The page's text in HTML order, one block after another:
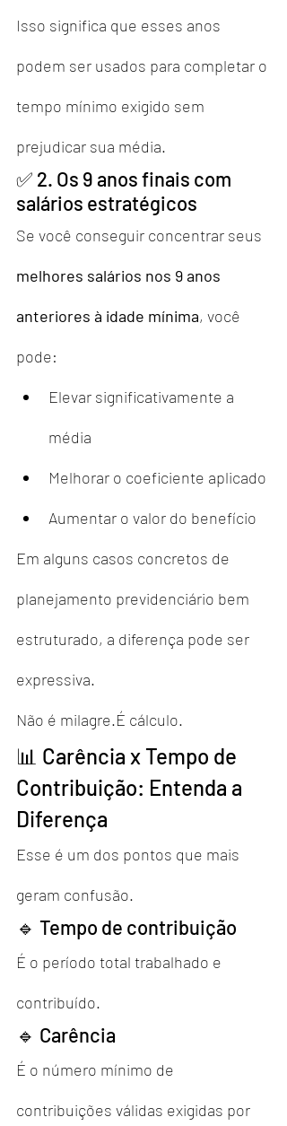
Isso significa que esses anos
podem ser usados para completar o
tempo mínimo exigido sem
prejudicar sua média.
✅ 2. Os 9 anos finais com
salários estratégicos
Se você conseguir concentrar seus
melhores salários nos 9 anos
anteriores à idade mínima, você
pode:
Elevar significativamente a
média
Melhorar o coeficiente aplicado
Aumentar o valor do benefício
Em alguns casos concretos de
planejamento previdenciário bem
estruturado, a diferença pode ser
expressiva.
Não é milagre.É cálculo.
📊 Carência x Tempo de
Contribuição: Entenda a
Diferença
Esse é um dos pontos que mais
geram confusão.
🔹 Tempo de contribuição
É o período total trabalhado e
contribuído.
🔹 Carência
É o número mínimo de
contribuições válidas exigidas por